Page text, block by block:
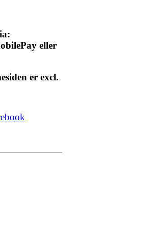
eller
er excl.